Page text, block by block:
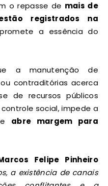
o repasse de mais de
registrados na
a essência do
a manutenção de
contraditórias acerca
de recursos públicos
social, impede a
abre margem para
Felipe Pinheiro
a existência de canais